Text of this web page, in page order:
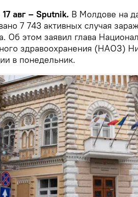
авг – Sputnik. В Молдове на
7 743 активных случая
Об этом заявил глава
здравоохранения (НАОЗ)
в понедельник.